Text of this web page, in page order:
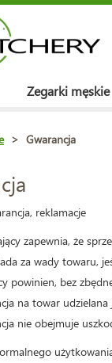
Zegarki męskie
> Gwarancja
reklamacje
zapewnia, że
za wady towaru,
powinien, bez
na towar
nie obejmuje